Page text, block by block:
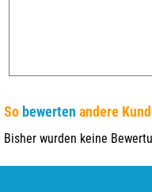
So bewerten andere
Bisher wurden keine